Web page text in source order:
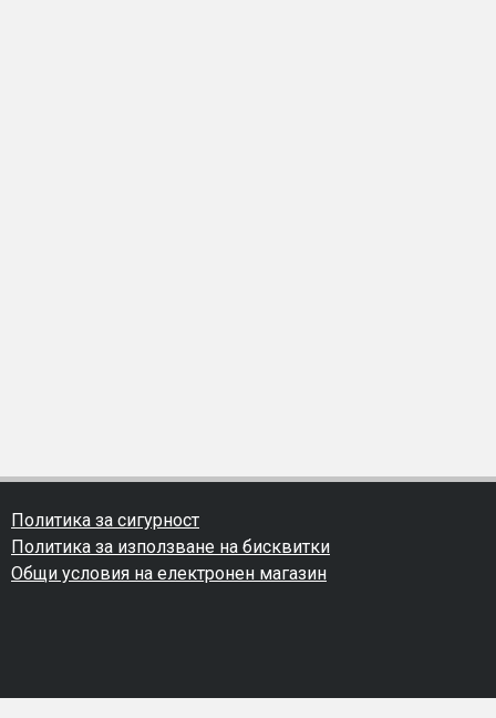
Политика за сигурност
Политика за използване на бисквитки
Общи условия на електронен магазин